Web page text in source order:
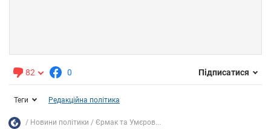
82 0 Підписатися
Теги Редакційна політика
Новини політики Єрмак та Умєров...